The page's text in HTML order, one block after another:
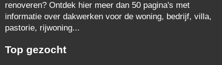
renoveren? Ontdek hier meer dan 50 pagina's met
informatie over dakwerken voor de woning, bedrijf, villa,
pastorie, rijwoning...
Top gezocht